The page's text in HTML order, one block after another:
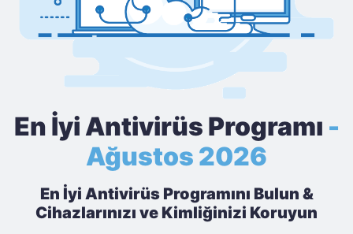
En İyi Antivirüs Programı -
Ağustos 2026
En İyi Antivirüs Programını Bulun &
Cihazlarınızı ve Kimliğinizi Koruyun